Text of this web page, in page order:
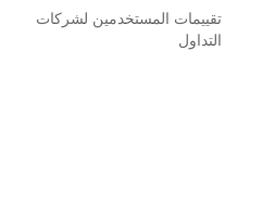
تقييمات المستخدمين لشركات
التداول